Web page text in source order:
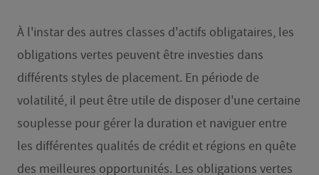
À l'instar des autres classes d'actifs obligataires, les
obligations vertes peuvent être investies dans
différents styles de placement. En période de
volatilité, il peut être utile de disposer d'une certaine
souplesse pour gérer la duration et naviguer entre
les différentes qualités de crédit et régions en quête
des meilleures opportunités. Les obligations vertes